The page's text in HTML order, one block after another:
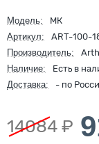
Модель:
МК
Артикул:
ART-100-
Производитель:
Наличие:
Есть в
Доставка:
- по
14084 ₽